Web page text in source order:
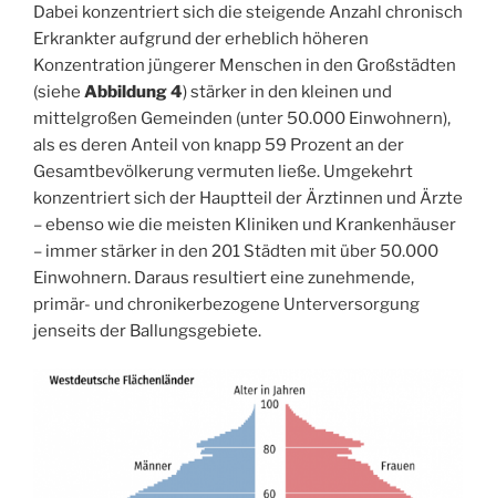
Dabei konzentriert sich die steigende Anzahl chronisch
Erkrankter aufgrund der erheblich höheren
Konzentration jüngerer Menschen in den Großstädten
(siehe Abbildung 4) stärker in den kleinen und
mittelgroßen Gemeinden (unter 50.000 Einwohnern),
als es deren Anteil von knapp 59 Prozent an der
Gesamtbevölkerung vermuten ließe. Umgekehrt
konzentriert sich der Hauptteil der Ärztinnen und Ärzte
– ebenso wie die meisten Kliniken und Krankenhäuser
– immer stärker in den 201 Städten mit über 50.000
Einwohnern. Daraus resultiert eine zunehmende,
primär- und chronikerbezogene Unterversorgung
jenseits der Ballungsgebiete.